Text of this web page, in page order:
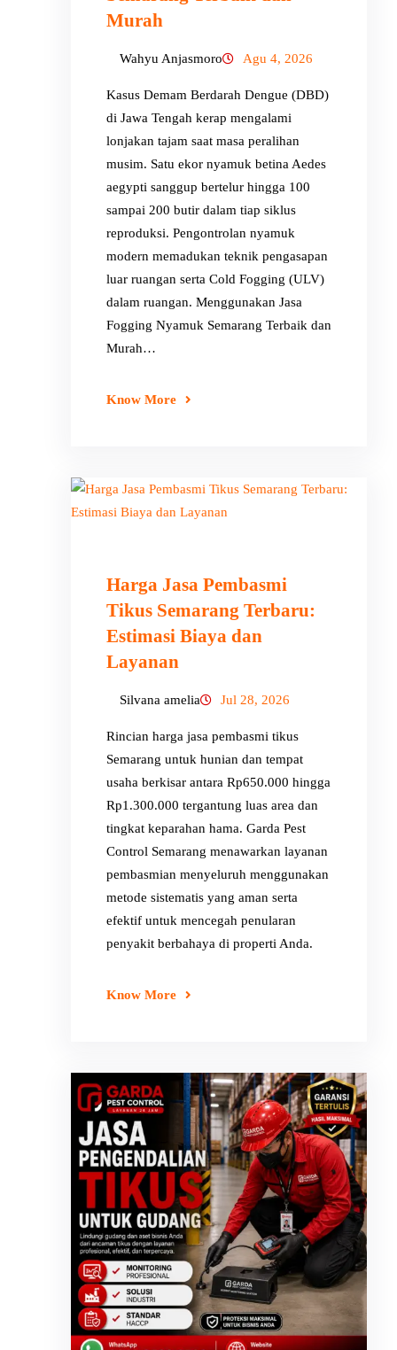
Murah
Wahyu Anjasmoro Agu 4, 2026
Kasus Demam Berdarah Dengue (DBD)
di Jawa Tengah kerap mengalami
lonjakan tajam saat masa peralihan
musim. Satu ekor nyamuk betina Aedes
aegypti sanggup bertelur hingga 100
sampai 200 butir dalam tiap siklus
reproduksi. Pengontrolan nyamuk
modern memadukan teknik pengasapan
luar ruangan serta Cold Fogging (ULV)
dalam ruangan. Menggunakan Jasa
Fogging Nyamuk Semarang Terbaik dan
Murah…
Know More
Harga Jasa Pembasmi
Tikus Semarang Terbaru:
Estimasi Biaya dan
Layanan
Silvana amelia Jul 28, 2026
Rincian harga jasa pembasmi tikus
Semarang untuk hunian dan tempat
usaha berkisar antara Rp650.000 hingga
Rp1.300.000 tergantung luas area dan
tingkat keparahan hama. Garda Pest
Control Semarang menawarkan layanan
pembasmian menyeluruh menggunakan
metode sistematis yang aman serta
efektif untuk mencegah penularan
penyakit berbahaya di properti Anda.
Know More